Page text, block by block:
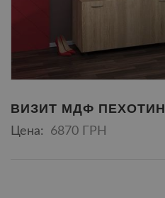
ВИЗИТ МДФ ПЕХОТИН
Цена: 6870 ГРН